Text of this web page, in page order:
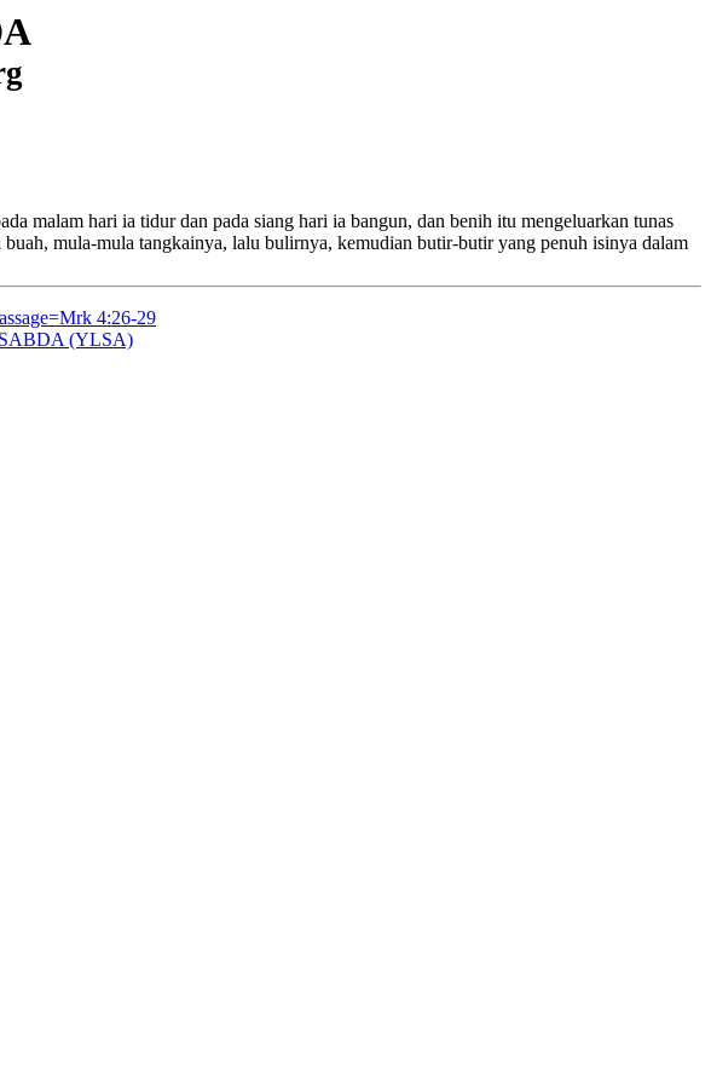
malam hari ia tidur dan pada siang hari ia bangun, dan benih itu mengeluarkan tunas
mula-mula tangkainya, lalu bulirnya, kemudian butir-butir yang penuh isinya dalam
4:26-29
SABDA (YLSA)